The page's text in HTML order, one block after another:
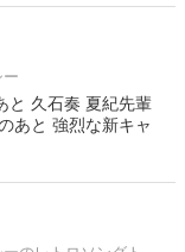
と 久石奏 夏紀先輩
あと 強烈な新キャ